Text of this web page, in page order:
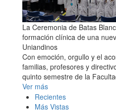
La Ceremonia de Batas
formación clínica de una
Uniandinos
Con emoción, orgullo y el
familias, profesores y
quinto semestre de la
Ver más
Recientes
Más Vistas